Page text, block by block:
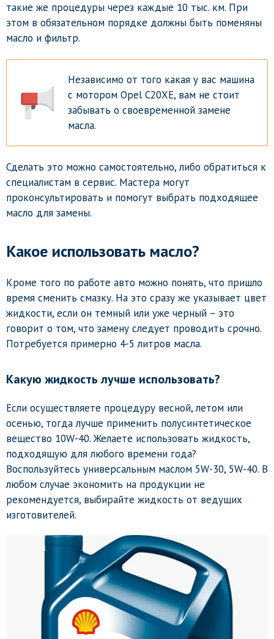
такие же процедуры через каждые 10 тыс. км. При
этом в обязательном порядке должны быть поменяны
масло и фильтр.
Независимо от того какая у вас машина
с мотором Opel C20XE, вам не стоит
забывать о своевременной замене
масла.
Сделать это можно самостоятельно, либо обратиться к
специалистам в сервис. Мастера могут
проконсультировать и помогут выбрать подходящее
масло для замены.
Какое использовать масло?
Кроме того по работе авто можно понять, что пришло
время сменить смазку. На это сразу же указывает цвет
жидкости, если он темный или уже черный – это
говорит о том, что замену следует проводить срочно.
Потребуется примерно 4-5 литров масла.
Какую жидкость лучше использовать?
Если осуществляете процедуру весной, летом или
осенью, тогда лучше применить полусинтетическое
вещество 10W-40. Желаете использовать жидкость,
подходящую для любого времени года?
Воспользуйтесь универсальным маслом 5W-30, 5W-40. В
любом случае экономить на продукции не
рекомендуется, выбирайте жидкость от ведущих
изготовителей.